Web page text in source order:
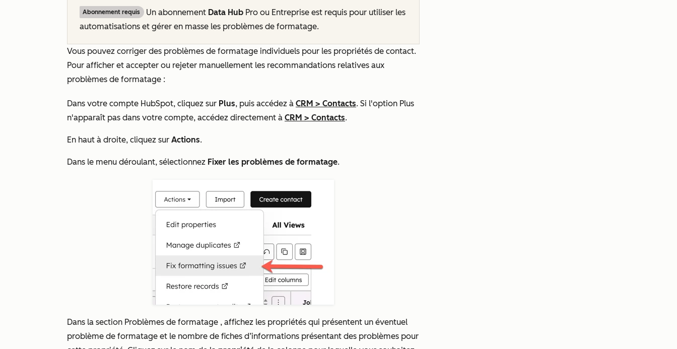
Abonnement requis Un abonnement Data Hub Pro ou Entreprise est requis pour utiliser les
automatisations et gérer en masse les problèmes de formatage.
Vous pouvez corriger des problèmes de formatage individuels pour les propriétés de contact.
Pour afficher et accepter ou rejeter manuellement les recommandations relatives aux
problèmes de formatage :
Dans votre compte HubSpot, cliquez sur Plus, puis accédez à CRM > Contacts. Si l'option Plus
n'apparaît pas dans votre compte, accédez directement à CRM > Contacts.
En haut à droite, cliquez sur Actions.
Dans le menu déroulant, sélectionnez Fixer les problèmes de formatage.
Dans la section Problèmes de formatage , affichez les propriétés qui présentent un éventuel
problème de formatage et le nombre de fiches d’informations présentant des problèmes pour